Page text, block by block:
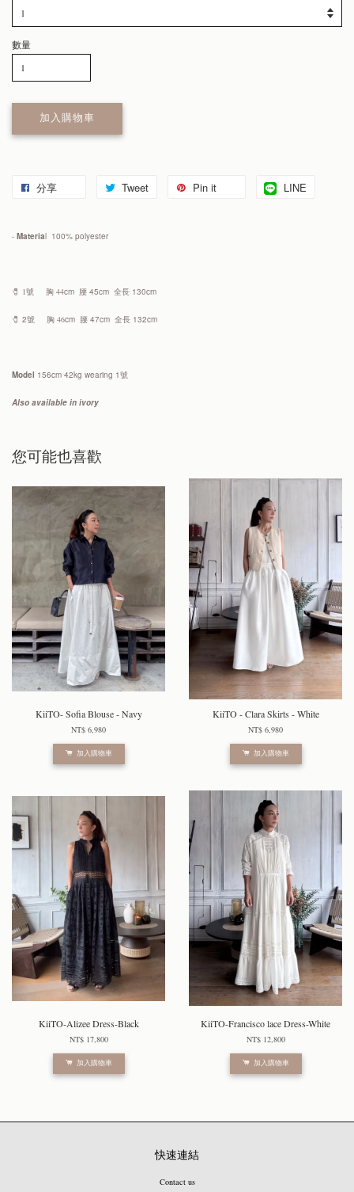
數量
加入購物車
分享 Tweet Pin it LINE
- Material 100% polyester
🧷 1號 胸 44cm 腰 45cm 全長 130cm
🧷 2號 胸 46cm 腰 47cm 全長 132cm
Model 156cm 42kg wearing 1號
Also available in ivory
您可能也喜歡
KiiTO- Sofia Blouse - Navy
NT$ 6,980
加入購物車
KiiTO - Clara Skirts - White
NT$ 6,980
加入購物車
KiiTO-Alizee Dress-Black
NT$ 17,800
加入購物車
KiiTO-Francisco lace Dress-White
NT$ 12,800
加入購物車
快速連結
Contact us